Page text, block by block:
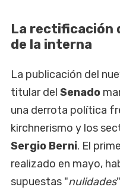
La rectificación
de la interna
La publicación del
titular del Senado
una derrota política
kirchnerismo y los
Sergio Berni. El
realizado en mayo,
supuestas "nulidades